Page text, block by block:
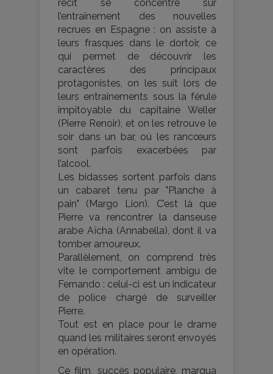
récit se concentre sur
l’entraînement des nouvelles
recrues en Espagne : on assiste à
leurs frasques dans le dortoir, ce
qui permet de découvrir les
caractères des principaux
protagonistes, on les suit lors de
leurs entraînements sous la férule
impitoyable du capitaine Weller
(Pierre Renoir), et on les retrouve le
soir dans un bar, où les rancœurs
sont parfois exacerbées par
l’alcool.
Les bidasses sortent parfois dans
un cabaret tenu par "Planche à
pain" (Margo Lion). C’est là que
Pierre va rencontrer la danseuse
arabe Aïcha (Annabella), dont il va
tomber amoureux.
Parallèlement, on comprend très
vite le comportement ambigu de
Fernando : celui-ci est un indicateur
de police chargé de surveiller
Pierre.
Tout est en place pour le drame
quand les militaires seront envoyés
en opération.
Ce film, succès populaire, marqua